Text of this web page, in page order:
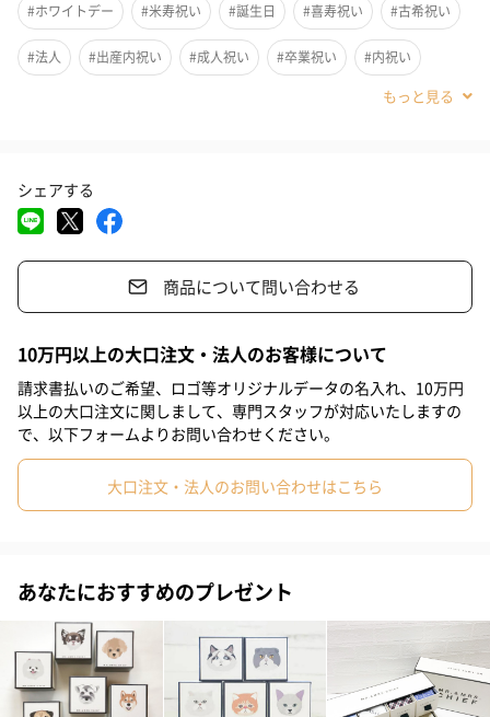
色々、プレゼントする側も楽しめて、相手にも喜んでもらえる最
高のプレゼントになっています！！
シーズンを選ばないハンカチはプレゼントに最適な商品です！
大切な人へのプレゼントに気分が上がるハンカチーフを贈ってみ
てはいかかでしょうか？
ラッピングのご案内
【MR.&MRS CHIEF】の文字が浮き彫りになっているおしゃれなシ
ョッパーをつけることができます。
ハンカチの箱が1つ入るサイズになっております。
商品詳細情報
オプション
熨斗：不可
紙袋：有料
#ホワイトデー #米寿祝い #誕生日 #喜寿祝い #古希祝い
#法人 #出産内祝い #成人祝い #卒業祝い #内祝い
#退職祝い
#記念日
#女子高校生
#取引先男性 #取引先女性 #親戚男性
#姉 #兄 #女子大学生 #男子大学生
#同僚男性 #同僚女性 #上司男性 #上司女性 #祖父
#40代 #10代 #20代前半 #30代 #50代 #60代
シェアする
商品について問い合わせる
10万円以上の大口注文・法人のお客様について
請求書払いのご希望、ロゴ等オリジナルデータの名入れ、10万円
以上の大口注文に関しまして、専門スタッフが対応いたしますの
で、以下フォームよりお問い合わせください。
大口注文・法人のお問い合わせはこちら
あなたにおすすめのプレゼント